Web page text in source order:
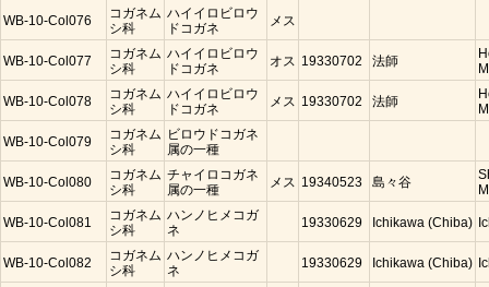
WB-10-Col076
コガネム
シ科
ハイイロビロウ
ドコガネ
メス
WB-10-Col077
コガネム
シ科
ハイイロビロウ
ドコガネ
オス 19330702 法師
WB-10-Col078
コガネム
シ科
ハイイロビロウ
ドコガネ
メス 19330702 法師
WB-10-Col079
コガネム
シ科
ビロウドコガネ
属の一種
WB-10-Col080
コガネム
シ科
チャイロコガネ
属の一種
メス 19340523 島々谷
WB-10-Col081
コガネム
シ科
ハンノヒメコガ
ネ
19330629 Ichikawa (Chiba)
WB-10-Col082
コガネム
シ科
ハンノヒメコガ
ネ
19330629 Ichikawa (Chiba)